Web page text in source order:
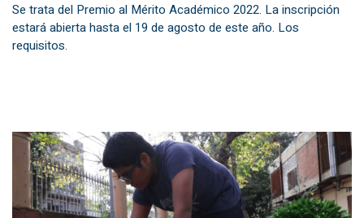
Se trata del Premio al Mérito Académico 2022. La inscripción
estará abierta hasta el 19 de agosto de este año. Los
requisitos.